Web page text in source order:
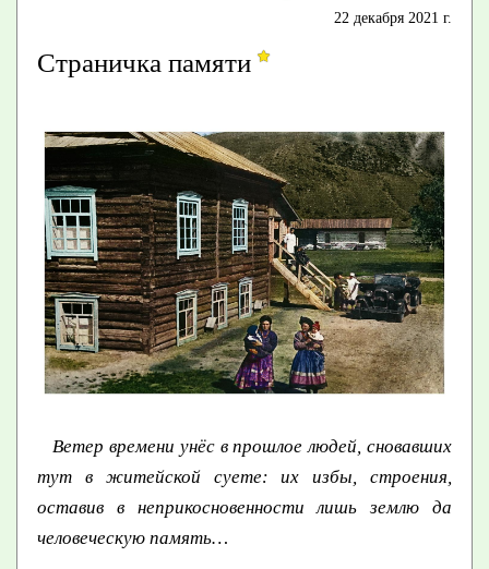
22 декабря 2021 г.
Страничка памяти
Ветер времени унёс в прошлое людей, сновавших
тут в житейской суете: их избы, строения,
оставив в неприкосновенности лишь землю да
человеческую память…